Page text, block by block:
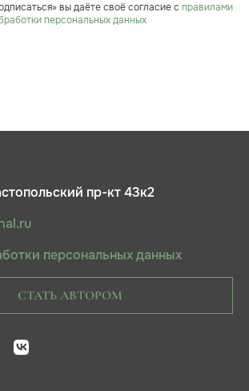
вы даёте своё согласие с правилами
персональных данных
пр-кт 43к2
персональных данных
СТАТЬ АВТОРОМ